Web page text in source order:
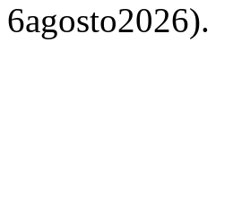
6agosto2026).